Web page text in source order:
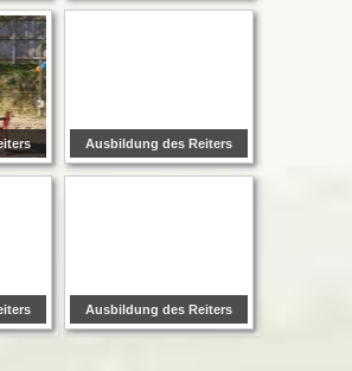
Ausbildung des Reiters
Ausbildung des Reiters